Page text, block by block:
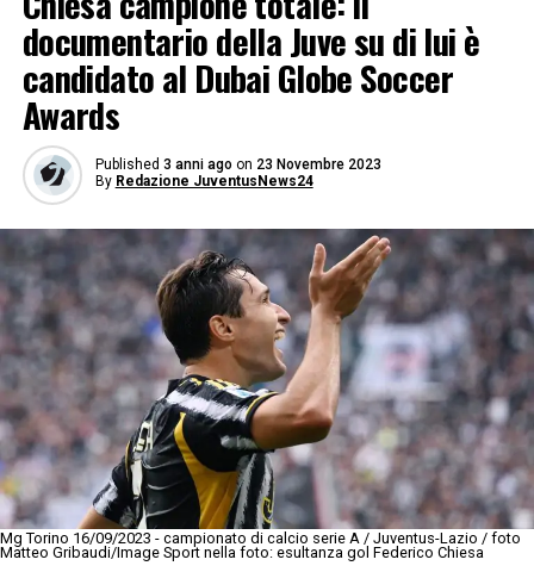
documentario della Juve su di lui è
candidato al Dubai Globe Soccer
Awards
Published 3 anni ago on 23 Novembre 2023
By Redazione JuventusNews24
Mg Torino 16/09/2023 - campionato di calcio serie A / Juventus-Lazio / foto
Matteo Gribaudi/Image Sport nella foto: esultanza gol Federico Chiesa